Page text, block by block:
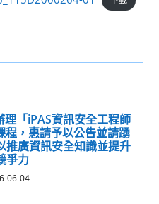
「iPAS資訊安全工程師
程，惠請予以公告並請踴
推廣資訊安全知識並提升
爭力
06-04